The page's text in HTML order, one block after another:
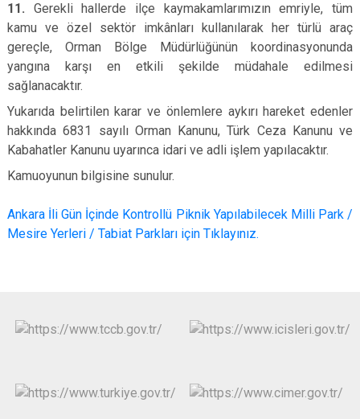
11. Gerekli hallerde ilçe kaymakamlarımızın emriyle, tüm
kamu ve özel sektör imkânları kullanılarak her türlü araç
gereçle, Orman Bölge Müdürlüğünün koordinasyonunda
yangına karşı en etkili şekilde müdahale edilmesi
sağlanacaktır.
Yukarıda belirtilen karar ve önlemlere aykırı hareket edenler
hakkında 6831 sayılı Orman Kanunu, Türk Ceza Kanunu ve
Kabahatler Kanunu uyarınca idari ve adli işlem yapılacaktır.
Kamuoyunun bilgisine sunulur.
Ankara İli Gün İçinde Kontrollü Piknik Yapılabilecek Milli Park /
Mesire Yerleri / Tabiat Parkları için Tıklayınız.